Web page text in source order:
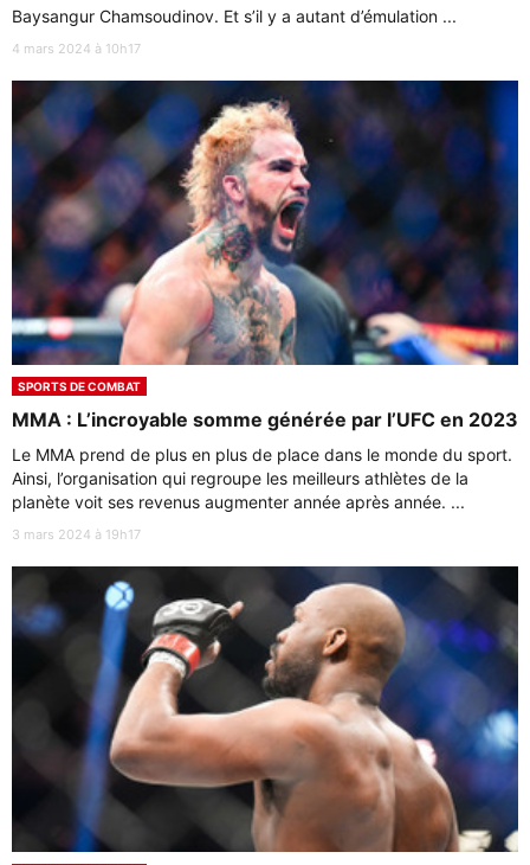
Baysangur Chamsoudinov. Et s’il y a autant d’émulation ...
4 mars 2024 à 10h17
SPORTS DE COMBAT
MMA : L’incroyable somme générée par l’UFC en 2023
Le MMA prend de plus en plus de place dans le monde du sport.
Ainsi, l’organisation qui regroupe les meilleurs athlètes de la
planète voit ses revenus augmenter année après année. ...
3 mars 2024 à 19h17